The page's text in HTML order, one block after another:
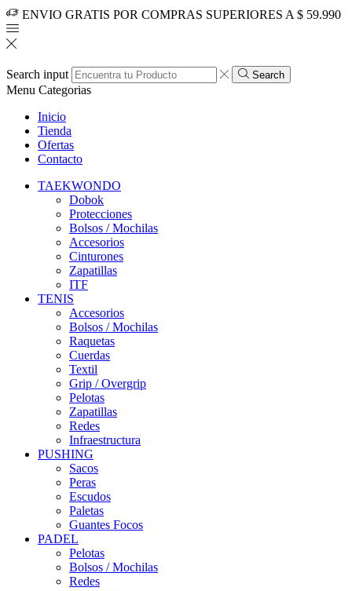
ENVIO GRATIS POR COMPRAS SUPERIORES A $ 59.990
Search input Search
Menu Categorias
Inicio
Tienda
Ofertas
Contacto
TAEKWONDO
Dobok
Protecciones
Bolsos / Mochilas
Accesorios
Cinturones
Zapatillas
ITF
TENIS
Accesorios
Bolsos / Mochilas
Raquetas
Cuerdas
Textil
Grip / Overgrip
Pelotas
Zapatillas
Redes
Infraestructura
PUSHING
Sacos
Peras
Escudos
Paletas
Guantes Focos
PADEL
Pelotas
Bolsos / Mochilas
Redes